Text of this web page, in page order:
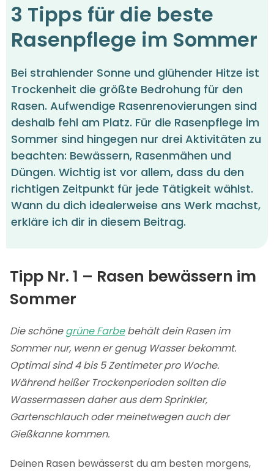
3 Tipps für die beste
Rasenpflege im Sommer
Bei strahlender Sonne und glühender Hitze ist
Trockenheit die größte Bedrohung für den
Rasen. Aufwendige Rasenrenovierungen sind
deshalb fehl am Platz. Für die Rasenpflege im
Sommer sind hingegen nur drei Aktivitäten zu
beachten: Bewässern, Rasenmähen und
Düngen. Wichtig ist vor allem, dass du den
richtigen Zeitpunkt für jede Tätigkeit wählst.
Wann du dich idealerweise ans Werk machst,
erkläre ich dir in diesem Beitrag.
Tipp Nr. 1 – Rasen bewässern im
Sommer
Die schönegrüne Farbebehält dein Rasen im
Sommer nur, wenn er genug Wasser bekommt.
Optimal sind 4 bis 5 Zentimeter pro Woche.
Während heißer Trockenperioden sollten die
Wassermassen daher aus dem Sprinkler,
Gartenschlauch oder meinetwegen auch der
Gießkanne kommen.
Deinen Rasen bewässerst du am besten morgens,